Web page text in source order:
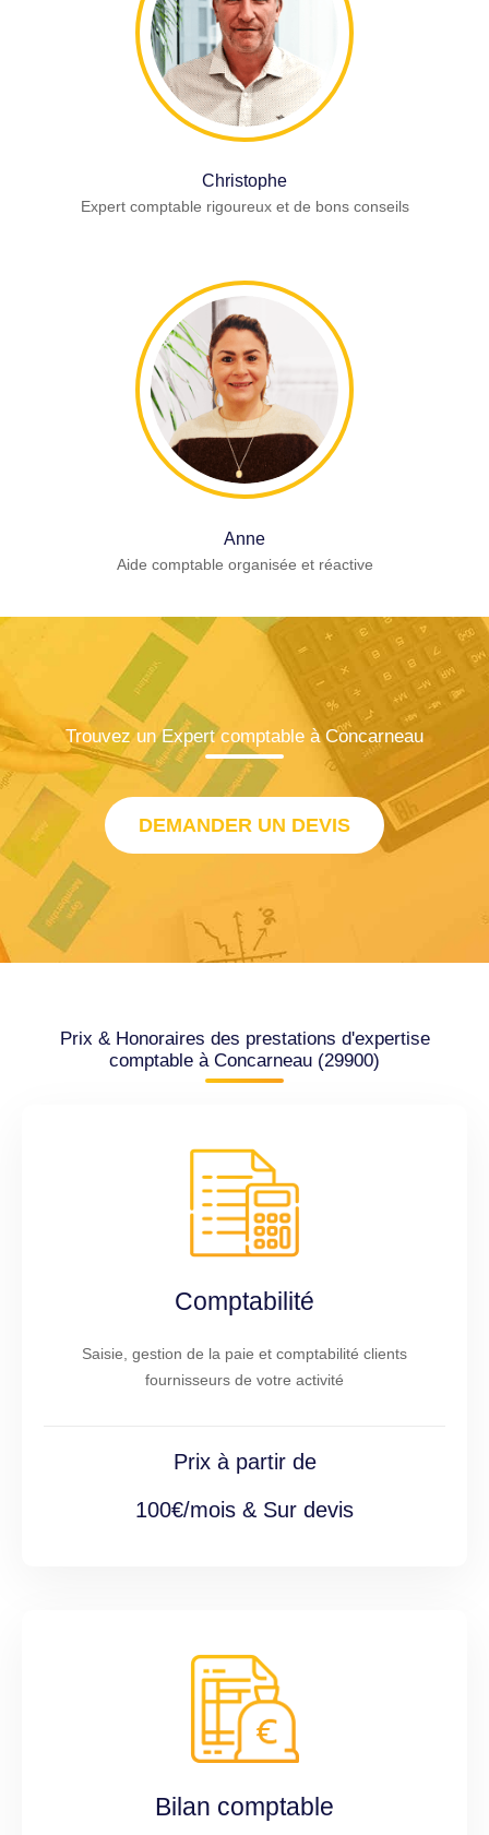
Christophe
Expert comptable rigoureux et de bons conseils
Anne
Aide comptable organisée et réactive
Trouvez un Expert comptable à Concarneau
DEMANDER UN DEVIS
Prix & Honoraires des prestations d'expertise
comptable à Concarneau (29900)
Comptabilité
Saisie, gestion de la paie et comptabilité clients
fournisseurs de votre activité
Prix à partir de
100€/mois & Sur devis
Bilan comptable